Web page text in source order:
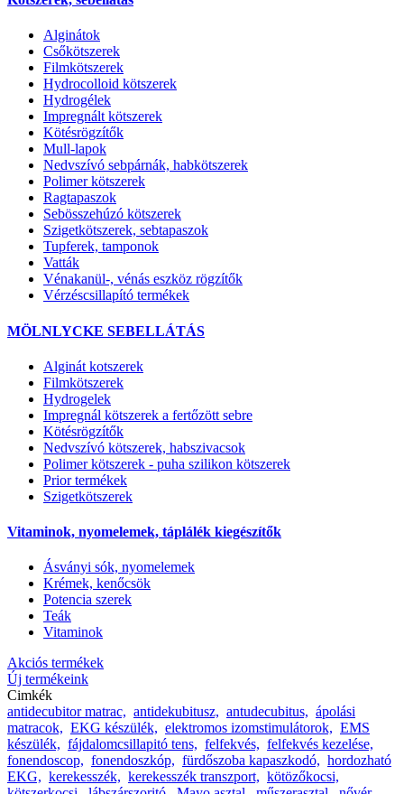
Alginátok
Csőkötszerek
Filmkötszerek
Hydrocolloid kötszerek
Hydrogélek
Impregnált kötszerek
Kötésrögzítők
Mull-lapok
Nedvszívó sebpárnák, habkötszerek
Polimer kötszerek
Ragtapaszok
Sebösszehúzó kötszerek
Szigetkötszerek, sebtapaszok
Tupferek, tamponok
Vatták
Vénakanül-, vénás eszköz rögzítők
Vérzéscsillapító termékek
MÖLNLYCKE SEBELLÁTÁS
Alginát kotszerek
Filmkötszerek
Hydrogelek
Impregnál kötszerek a fertőzött sebre
Kötésrögzítők
Nedvszívó kötszerek, habszivacsok
Polimer kötszerek - puha szilikon kötszerek
Prior termékek
Szigetkötszerek
Vitaminok, nyomelemek, táplálék kiegészítők
Ásványi sók, nyomelemek
Krémek, kenőcsök
Potencia szerek
Teák
Vitaminok
Akciós termékek
Új termékeink
Cimkék
antidecubitor matrac, antidekubitusz, antudecubitus, ápolási
matracok, EKG készülék, elektromos izomstimulátorok, EMS
készülék, fájdalomcsillapitó tens, felfekvés, felfekvés kezelése,
fonendoscop, fonendoszkóp, fürdőszoba kapaszkodó, hordozható
EKG, kerekesszék, kerekesszék transzport, kötözőkocsi,